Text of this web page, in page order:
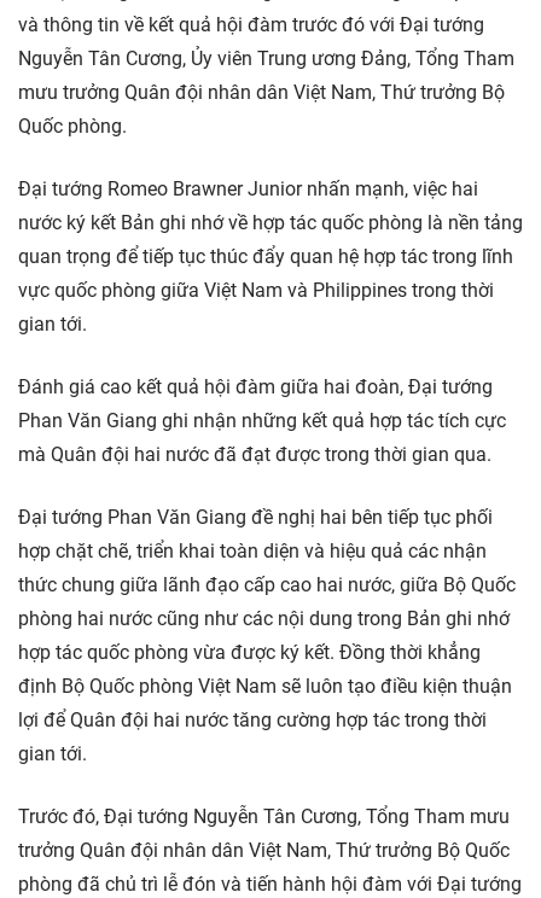
và thông tin về kết quả hội đàm trước đó với Đại tướng
Nguyễn Tân Cương, Ủy viên Trung ương Đảng, Tổng Tham
mưu trưởng Quân đội nhân dân Việt Nam, Thứ trưởng Bộ
Quốc phòng.
Đại tướng Romeo Brawner Junior nhấn mạnh, việc hai
nước ký kết Bản ghi nhớ về hợp tác quốc phòng là nền tảng
quan trọng để tiếp tục thúc đẩy quan hệ hợp tác trong lĩnh
vực quốc phòng giữa Việt Nam và Philippines trong thời
gian tới.
Đánh giá cao kết quả hội đàm giữa hai đoàn, Đại tướng
Phan Văn Giang ghi nhận những kết quả hợp tác tích cực
mà Quân đội hai nước đã đạt được trong thời gian qua.
Đại tướng Phan Văn Giang đề nghị hai bên tiếp tục phối
hợp chặt chẽ, triển khai toàn diện và hiệu quả các nhận
thức chung giữa lãnh đạo cấp cao hai nước, giữa Bộ Quốc
phòng hai nước cũng như các nội dung trong Bản ghi nhớ
hợp tác quốc phòng vừa được ký kết. Đồng thời khẳng
định Bộ Quốc phòng Việt Nam sẽ luôn tạo điều kiện thuận
lợi để Quân đội hai nước tăng cường hợp tác trong thời
gian tới.
Trước đó, Đại tướng Nguyễn Tân Cương, Tổng Tham mưu
trưởng Quân đội nhân dân Việt Nam, Thứ trưởng Bộ Quốc
phòng đã chủ trì lễ đón và tiến hành hội đàm với Đại tướng